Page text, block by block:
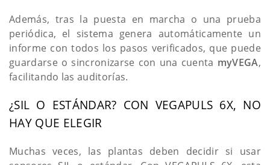
Además, tras la puesta en marcha o una prueba
periódica, el sistema genera automáticamente un
informe con todos los pasos verificados, que puede
guardarse o sincronizarse con una cuenta myVEGA,
facilitando las auditorías.
¿SIL O ESTÁNDAR? CON VEGAPULS 6X, NO
HAY QUE ELEGIR
Muchas veces, las plantas deben decidir si usar